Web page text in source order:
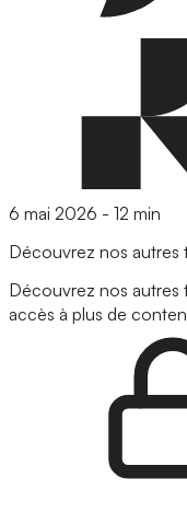
6 mai 2026 - 12 min
Découvrez nos autres
Découvrez nos
accès à plus de